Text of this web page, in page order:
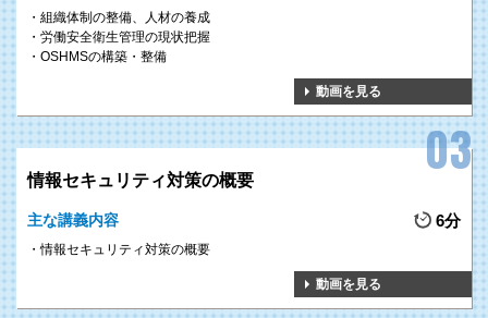
組織体制の整備、人材の養成
労働安全衛生管理の現状把握
OSHMSの構築・整備
動画を見る
情報セキュリティ対策の概要
主な講義内容 6分
情報セキュリティ対策の概要
動画を見る